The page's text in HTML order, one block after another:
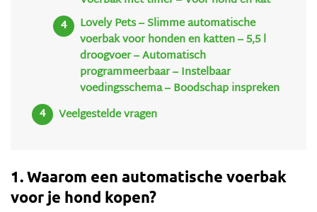
Lovely Pets – Slimme automatische
voerbak voor honden en katten – 5,5 l
droogvoer – Automatisch
programmeerbaar – Instelbaar
voedingsschema – Boodschap inspreken
Veelgestelde vragen
1. Waarom een automatische voerbak
voor je hond kopen?